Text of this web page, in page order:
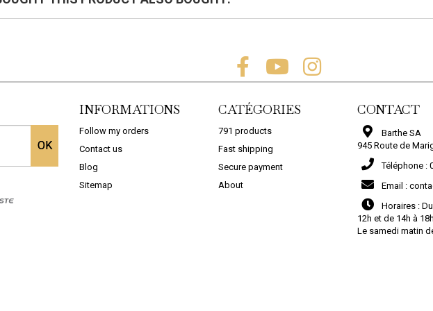
TERRE CUITE DECAPANT TERRE CUITE PROTE...
COMMANDER
OK
INFORMATIONS
Follow my orders
Contact us
Blog
Sitemap
CATÉGORIES
791 products
Fast shipping
Secure payment
About
CONTACT
Barthe SA
945 Route de
Téléphone :
Email :
Horaires :
12h et de 14h à
Le samedi matin